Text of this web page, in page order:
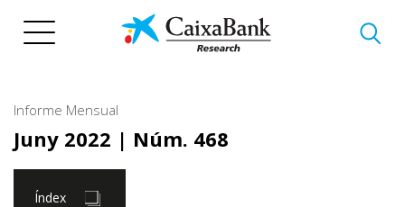
Informe Mensual
Juny 2022 | Núm. 468
Índex